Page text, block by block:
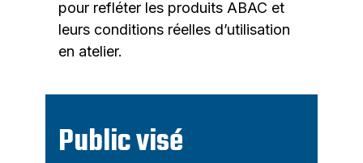
pour refléter les produits ABAC et
leurs conditions réelles d’utilisation
en atelier.
Public visé